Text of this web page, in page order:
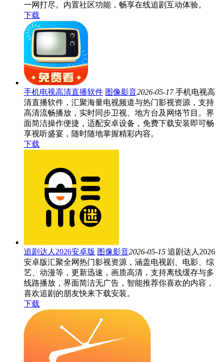
一网打尽。内置社区功能，畅享在线追剧互动体验。
下载
手机电视高清直播软件 图像影音2026-05-17 手机电视高
清直播软件，汇聚海量电视频道与热门影视资源，支持
高清流畅播放，实时同步卫视、地方台及网络节目。界
面简洁操作便捷，适配安卓设备，免费下载安装即可畅
享视听盛宴，随时随地掌握精彩内容。
下载
追剧达人2026安卓版 图像影音2026-05-15 追剧达人2026
安卓版汇聚全网热门影视资源，涵盖电视剧、电影、综
艺、动漫等，更新迅速，画质高清，支持离线缓存与多
线路播放，界面简洁无广告，智能推荐你喜欢的内容，
喜欢追剧的朋友快来下载安装。
下载